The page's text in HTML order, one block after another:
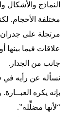
النماذج
مختلفة الأحجام.
مرتجلة على جدران
علاقات فيما بينها
جانب من الجدار.
نسأله عن رأيه في
بإنه يكره
“لأنها مضلِّلة”.